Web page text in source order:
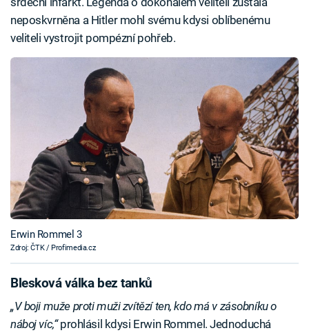
neposkvrněna a Hitler mohl svému kdysi oblíbenému
veliteli vystrojit pompézní pohřeb.
Erwin Rommel 3
Zdroj: ČTK / Profimedia.cz
Blesková válka bez tanků
„V boji muže proti muži zvítězí ten, kdo má v zásobníku o
náboj víc,“prohlásil kdysi Erwin Rommel. Jednoduchá